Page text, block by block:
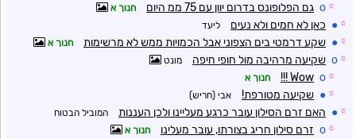
☼
o גם הפלופונס בדרום יוון עם 75 ממ היום חנוך א
☼
● כאן לא חמים ולא נעים ליעד
☼
● שקע דרמטי בים הצפוני אבל הכמויות ממש לא מרשימות חנוך א
☼
o שקיעה מרהיבה מול חופי חיפה מונט
☼
o
Wow !!! חנוך א
☼
● שקיעה מטורפת! אבי (חריש)
☼
● האם זרם הסילון עובר כרגע מעליינו ולכן העננות המוביל הבטוח
☼
o זרם סילון חריג בצורתו, עובר מעלינו חנוך א